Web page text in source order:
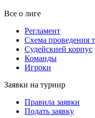
Все о лиге
Регламент
Схема проведения
Судейскией корпус
Команды
Игроки
Заявки на турнир
Правила заявки
Подать заявку